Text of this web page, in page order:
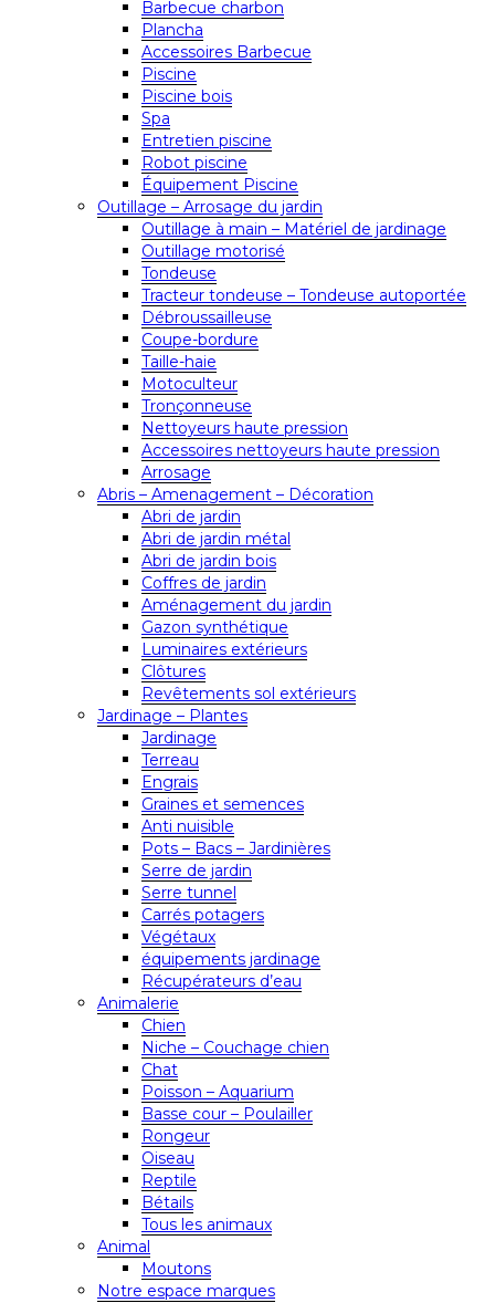
Barbecue charbon
Plancha
Accessoires Barbecue
Piscine
Piscine bois
Spa
Entretien piscine
Robot piscine
Équipement Piscine
Outillage – Arrosage du jardin
Outillage à main – Matériel de jardinage
Outillage motorisé
Tondeuse
Tracteur tondeuse – Tondeuse autoportée
Débroussailleuse
Coupe-bordure
Taille-haie
Motoculteur
Tronçonneuse
Nettoyeurs haute pression
Accessoires nettoyeurs haute pression
Arrosage
Abris – Amenagement – Décoration
Abri de jardin
Abri de jardin métal
Abri de jardin bois
Coffres de jardin
Aménagement du jardin
Gazon synthétique
Luminaires extérieurs
Clôtures
Revêtements sol extérieurs
Jardinage – Plantes
Jardinage
Terreau
Engrais
Graines et semences
Anti nuisible
Pots – Bacs – Jardinières
Serre de jardin
Serre tunnel
Carrés potagers
Végétaux
équipements jardinage
Récupérateurs d’eau
Animalerie
Chien
Niche – Couchage chien
Chat
Poisson – Aquarium
Basse cour – Poulailler
Rongeur
Oiseau
Reptile
Bétails
Tous les animaux
Animal
Moutons
Notre espace marques